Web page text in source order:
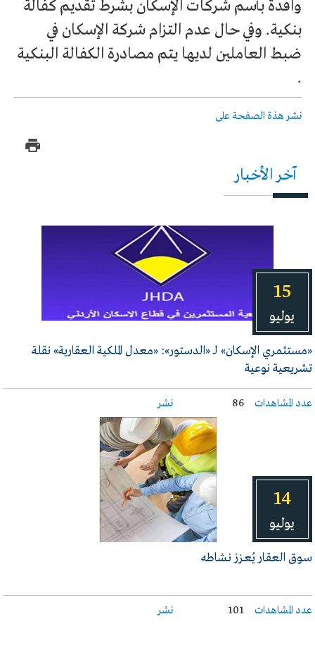
وافدة بأسم شركات الإسكان بشرط تقديم كفالة
بنكية. وفي حال عدم التزام شركة الإسكان في
ضبط العاملين لديها يتم مصادرة الكفالة البنكية
.
نشر هذة الصفحة على
آخر الأخبار
15
يوليو
«مستثمري الإسكان» لـ «الدستور»: «معدل الملكية العقارية» نقلة
تشريعية نوعية
نشر عدد المشاهدات 86
14
يوليو
سـوق العقـار يُعـزز نـشاطه
نشر عدد المشاهدات 101